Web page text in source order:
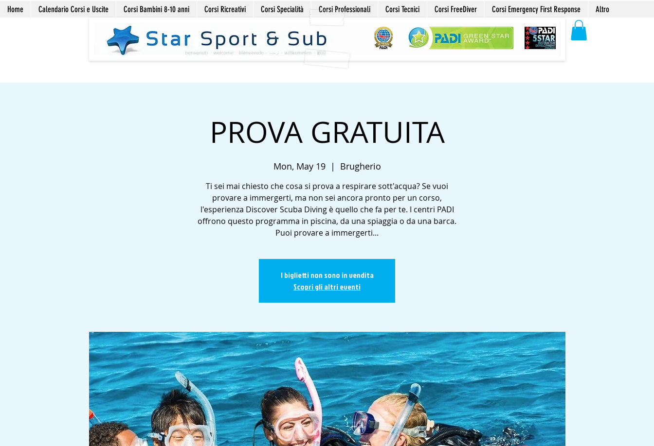
Home Calendario Corsi e Uscite Corsi Bambini 8-10 anni Corsi Ricreativi Corsi Specialità Corsi Professionali Corsi Tecnici Corsi FreeDiver Corsi Emergency First Response Altro
PROVA GRATUITA
Mon, May 19
  |
Brugherio
Ti sei mai chiesto che cosa si prova a respirare sott'acqua? Se vuoi
provare a immergerti, ma non sei ancora pronto per un corso,
l'esperienza Discover Scuba Diving è quello che fa per te. I centri PADI
offrono questo programma in piscina, da una spiaggia o da una barca.
Puoi provare a immergerti...
I biglietti non sono in vendita
Scopri gli altri eventi